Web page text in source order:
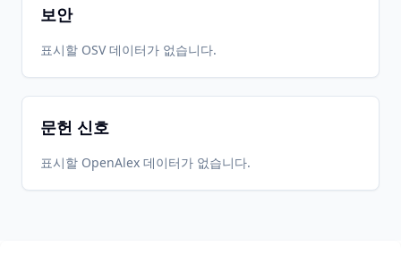
CRAN 0.3.5
CRAN
보안
표시할 OSV 데이터가 없습니다.
문헌 신호
표시할 OpenAlex 데이터가 없습니다.